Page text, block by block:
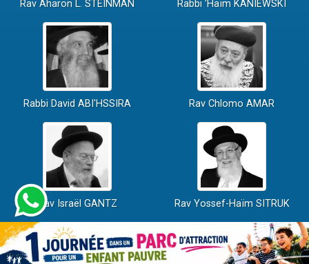
Rav Aharon L. STEINMAN Rabbi 'Haïm KANIEWSKI
Rabbi David ABI'HSSIRA Rav Chlomo AMAR
Rav Israël GANTZ Rav Yossef-Haïm SITRUK